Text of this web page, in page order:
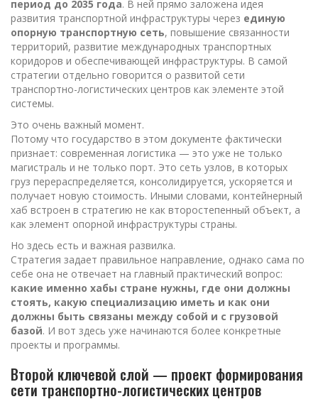
период до 2035 года. В ней прямо заложена идея
развития транспортной инфраструктуры через единую
опорную транспортную сеть, повышение связанности
территорий, развитие международных транспортных
коридоров и обеспечивающей инфраструктуры. В самой
стратегии отдельно говорится о развитой сети
транспортно-логистических центров как элементе этой
системы.
Это очень важный момент.
Потому что государство в этом документе фактически
признает: современная логистика — это уже не только
магистраль и не только порт. Это сеть узлов, в которых
груз перераспределяется, консолидируется, ускоряется и
получает новую стоимость. Иными словами, контейнерный
хаб встроен в стратегию не как второстепенный объект, а
как элемент опорной инфраструктуры страны.
Но здесь есть и важная развилка.
Стратегия задает правильное направление, однако сама по
себе она не отвечает на главный практический вопрос:
какие именно хабы стране нужны, где они должны
стоять, какую специализацию иметь и как они
должны быть связаны между собой и с грузовой
базой. И вот здесь уже начинаются более конкретные
проекты и программы.
Второй ключевой слой — проект формирования
сети транспортно-логистических центров